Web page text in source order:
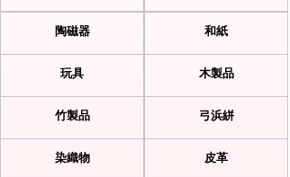
陶磁器 和紙
玩具 木製品
竹製品 弓浜絣
染織物 皮革